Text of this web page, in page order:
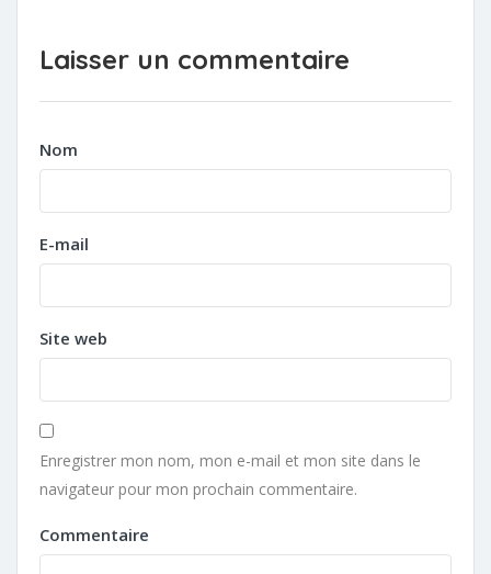
Laisser un commentaire
Nom
E-mail
Site web
Enregistrer mon nom, mon e-mail et mon site dans le
navigateur pour mon prochain commentaire.
Commentaire